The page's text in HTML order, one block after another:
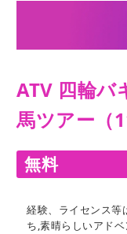
ATV 四輪バ
馬ツアー（
無料
経験、ライセンス等
ち,素晴らしいアド